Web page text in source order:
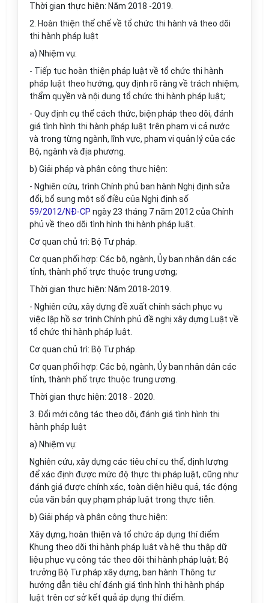
Thời gian thực hiện: Năm 2018 -2019.
2. Hoàn thiện thể chế về tổ chức thi hành và theo dõi
thi hành pháp luật
a) Nhiệm vụ:
- Tiếp tục hoàn thiện pháp luật về tổ chức thi hành
pháp luật theo hướng, quy định rõ ràng về trách nhiệm,
thẩm quyền và nội dung tổ chức thi hành pháp luật;
- Quy định cụ thể cách thức, biện pháp theo dõi, đánh
giá tình hình thi hành pháp luật trên phạm vi cả nước
và trong từng ngành, lĩnh vực, phạm vi quản lý của các
Bộ, ngành và địa phương.
b) Giải pháp và phân công thực hiện:
- Nghiên cứu, trình Chính phủ ban hành Nghị định sửa
đổi, bổ sung một số điều của Nghị định số
59/2012/NĐ-CP ngày 23 tháng 7 năm 2012 của Chính
phủ về theo dõi tình hình thi hành pháp luật.
Cơ quan chủ trì: Bộ Tư pháp.
Cơ quan phối hợp: Các bộ, ngành, Ủy ban nhân dân các
tỉnh, thành phố trực thuộc trung ương;
Thời gian thực hiện: Năm 2018-2019.
- Nghiên cứu, xây dựng đề xuất chính sách phục vụ
việc lập hồ sơ trình Chính phủ đề nghị xây dựng Luật về
tổ chức thi hành pháp luật.
Cơ quan chủ trì: Bộ Tư pháp.
Cơ quan phối hợp: Các bộ, ngành, Ủy ban nhân dân các
tỉnh, thành phố trực thuộc trung ương.
Thời gian thực hiện: 2018 - 2020.
3. Đổi mới công tác theo dõi, đánh giá tình hình thi
hành pháp luật
a) Nhiệm vụ:
Nghiên cứu, xây dựng các tiêu chí cụ thể, định lượng
để xác định được mức độ thực thi pháp luật, cũng như
đánh giá được chính xác, toàn diện hiệu quả, tác động
của văn bản quy phạm pháp luật trong thực tiễn.
b) Giải pháp và phân công thực hiện:
Xây dựng, hoàn thiện và tổ chức áp dụng thí điểm
Khung theo dõi thi hành pháp luật và hệ thu thập dữ
liệu phục vụ công tác theo dõi thi hành pháp luật; Bộ
trưởng Bộ Tư pháp xây dựng, ban hành Thông tư
hướng dẫn tiêu chí đánh giá tình hình thi hành pháp
luật trên cơ sở kết quả áp dụng thí điểm.